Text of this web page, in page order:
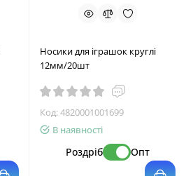
Носики для іграшок круглі
12мм/20шт
Код:4820001001699
В наявності
Роздріб Опт